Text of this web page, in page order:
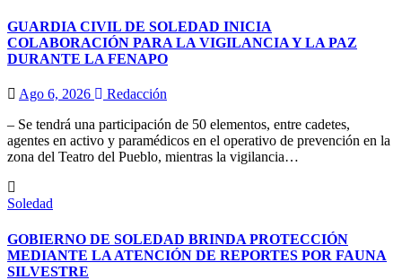
GUARDIA CIVIL DE SOLEDAD INICIA
COLABORACIÓN PARA LA VIGILANCIA Y LA PAZ
DURANTE LA FENAPO
Ago 6, 2026
Redacción
– Se tendrá una participación de 50 elementos, entre cadetes,
agentes en activo y paramédicos en el operativo de prevención en la
zona del Teatro del Pueblo, mientras la vigilancia…
Soledad
GOBIERNO DE SOLEDAD BRINDA PROTECCIÓN
MEDIANTE LA ATENCIÓN DE REPORTES POR FAUNA
SILVESTRE